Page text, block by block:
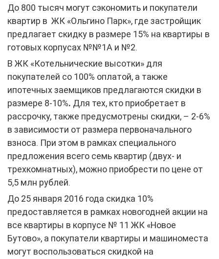
До 800 тысяч могут сэкономить и покупатели
квартир в ЖК «Ольгино Парк», где застройщик
предлагает скидку в размере 15% на квартиры в
готовых корпусах №№1А и №2.
В ЖК «Котельнические высотки» для
покупателей со 100% оплатой, а также
ипотечных заемщиков предлагаются скидки в
размере 8-10%. Для тех, кто приобретает в
рассрочку, также предусмотрены скидки, – 2-6%
в зависимости от размера первоначального
взноса. При этом в рамках специального
предложения всего семь квартир (двух- и
трехкомнатных), можно приобрести по цене от
5,5 млн рублей.
До 25 января 2016 года скидка 10%
предоставляется в рамках новогодней акции на
все квартиры в корпусе № 11 ЖК «Новое
Бутово», а покупатели квартиры и машиноместа
могут воспользоваться скидкой на